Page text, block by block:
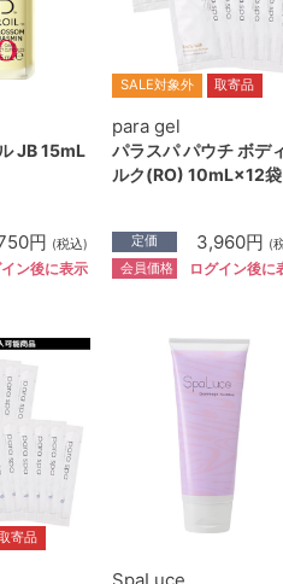
JB 15mL
円 (税込)
ン後に表示
SALE対象外 取寄品
para gel
パラスパ パウチ ボデ
ルク(RO) 10mL×12袋
定価 3,960円 (
会員価格 ログイン後に
寄品